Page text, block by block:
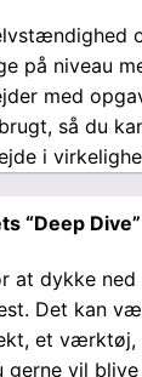
på niveau
med
så du
i
“Deep Dive”
at dykke
Det kan
et værktøj,
gerne vil